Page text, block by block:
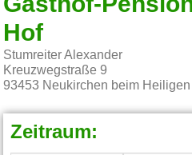
Gasthof-
Hof
Stumreiter Alexander
Kreuzwegstraße 9
93453 Neukirchen beim
Zeitraum: